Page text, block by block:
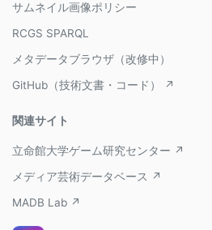
サムネイル画像ポリシー
RCGS SPARQL
メタデータブラウザ（改修中）
GitHub（技術文書・コード） ↗
関連サイト
立命館大学ゲーム研究センター ↗
メディア芸術データベース ↗
MADB Lab ↗